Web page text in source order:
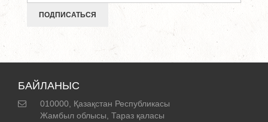
ПОДПИСАТЬСЯ
БАЙЛАНЫС
010000, Қазақстан Республикасы
Жамбыл облысы, Тараз қаласы